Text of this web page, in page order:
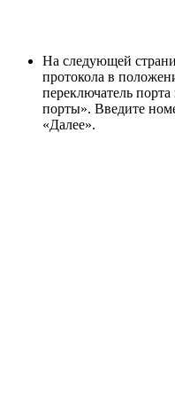
На следующей
протокола в
переключатель
порты». Введите
«Далее».